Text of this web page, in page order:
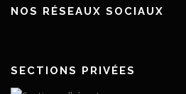
NOS RÉSEAUX SOCIAUX
SECTIONS PRIVÉES